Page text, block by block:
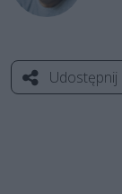
Udostępnij